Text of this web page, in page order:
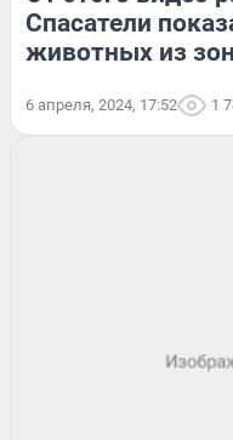
Спасатели
животных из
6 апреля, 2024, 17:52 1